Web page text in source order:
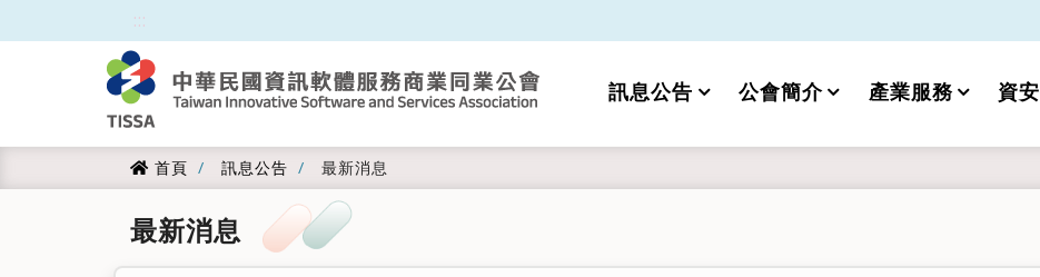
:::
訊息公告 公會簡介 產業服務 資
首頁
首頁 訊息公告 最新消息
最新消息